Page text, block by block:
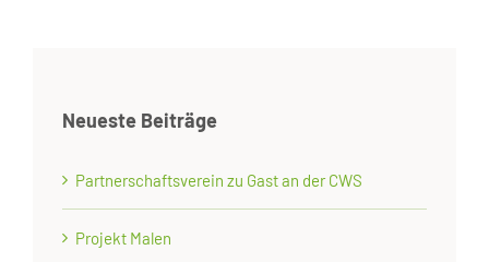
Neueste Beiträge
Partnerschaftsverein zu Gast an der CWS
Projekt Malen